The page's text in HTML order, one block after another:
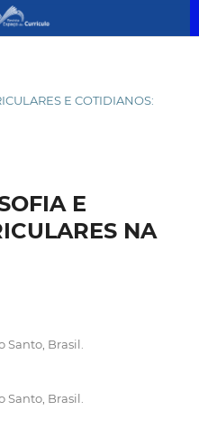
E COTIDIANOS:
E
NA
Santo, Brasil.
Santo, Brasil.